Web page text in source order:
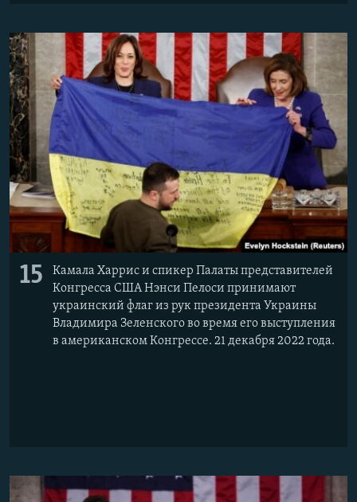
15
Камала Харрис и спикер Палаты представителей
Конгресса США Нэнси Пелоси принимают
украинский флаг из рук президента Украины
Владимира Зеленского во время его выступления
в американском Конгрессе. 21 декабря 2022 года.